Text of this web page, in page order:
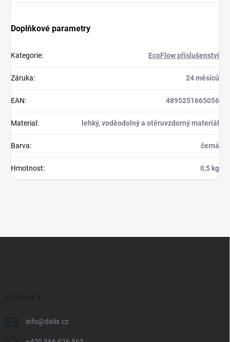
Doplňkové parametry
Kategorie: EcoFlow příslušenství
Záruka: 24 měsíců
EAN: 4895251665056
Material : lehký, voděodolný a otěruvzdorný materiál
Barva: černá
Hmotnost: 0,5 kg
KONTAKT
info@dalix.cz